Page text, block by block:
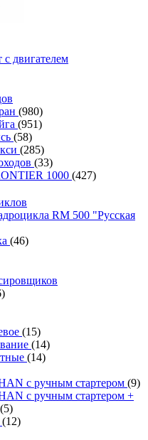
с двигателем
(980)
(951)
(58)
(285)
(33)
1000 (427)
RM 500 "Русская
(46)
(15)
(14)
(14)
с ручным стартером (9)
с ручным стартером +
(5)
(12)